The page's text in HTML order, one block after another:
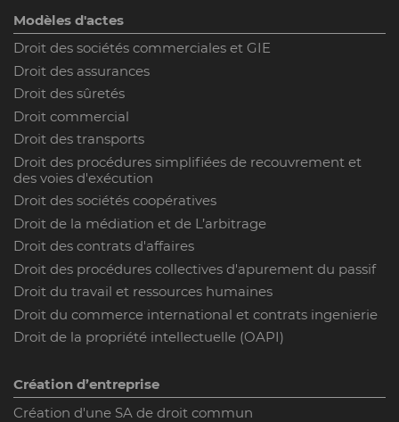
Modèles d'actes
Droit des sociétés commerciales et GIE
Droit des assurances
Droit des sûretés
Droit commercial
Droit des transports
Droit des procédures simplifiées de recouvrement et
des voies d'exécution
Droit des sociétés coopératives
Droit de la médiation et de L’arbitrage
Droit des contrats d'affaires
Droit des procédures collectives d'apurement du passif
Droit du travail et ressources humaines
Droit du commerce international et contrats ingenierie
Droit de la propriété intellectuelle (OAPI)
Création d’entreprise
Création d'une SA de droit commun